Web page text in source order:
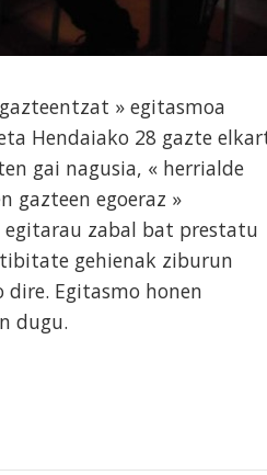
» egitasmoa
Hendaiako 28 gazte
gai nagusia, « herrialde
gazteen egoeraz »
egitarau zabal bat prestatu
gehienak ziburun
dire. Egitasmo honen
dugu.